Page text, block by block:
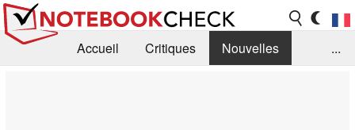
Accueil Critiques
Nouvelles
...